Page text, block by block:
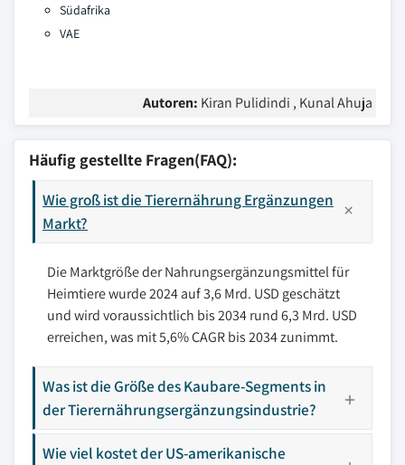
Südafrika
VAE
Autoren: Kiran Pulidindi , Kunal Ahuja
Häufig gestellte Fragen(FAQ):
Wie groß ist die Tierernährung Ergänzungen
Markt?
Die Marktgröße der Nahrungsergänzungsmittel für
Heimtiere wurde 2024 auf 3,6 Mrd. USD geschätzt
und wird voraussichtlich bis 2034 rund 6,3 Mrd. USD
erreichen, was mit 5,6% CAGR bis 2034 zunimmt.
Was ist die Größe des Kaubare-Segments in
der Tierernährungsergänzungsindustrie?
Wie viel kostet der US-amerikanische